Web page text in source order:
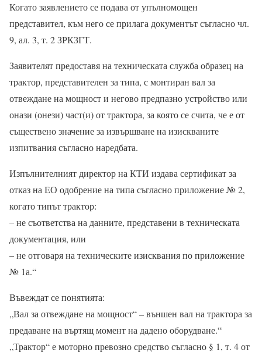
Когато заявлението се подава от упълномощен
представител, към него се прилага документът съгласно чл.
9, ал. 3, т. 2 ЗРКЗГТ.
Заявителят предоставя на техническата служба образец на
трактор, представителен за типа, с монтиран вал за
отвеждане на мощност и негово предпазно устройство или
онази (онези) част(и) от трактора, за която се счита, че е от
съществено значение за извършване на изискваните
изпитвания съгласно наредбата.
Изпълнителният директор на КТИ издава сертификат за
отказ на ЕО одобрение на типа съгласно приложение № 2,
когато типът трактор:
– не съответства на данните, представени в техническата
документация, или
– не отговаря на техническите изисквания по приложение
№ 1а.“
Въвеждат се понятията:
„Вал за отвеждане на мощност“ – външен вал на трактора за
предаване на въртящ момент на дадено оборудване.“
„Трактор“ е моторно превозно средство съгласно § 1, т. 4 от